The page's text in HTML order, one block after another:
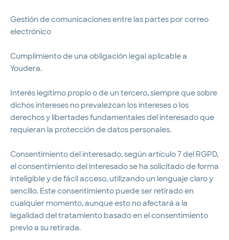
Gestión de comunicaciones entre las partes por correo
electrónico
Cumplimiento de una obligación legal aplicable a
Youdera.
Interés legítimo propio o de un tercero, siempre que sobre
dichos intereses no prevalezcan los intereses o los
derechos y libertades fundamentales del interesado que
requieran la protección de datos personales.
Consentimiento del interesado, según artículo 7 del RGPD,
el consentimiento del interesado se ha solicitado de forma
inteligible y de fácil acceso, utilizando un lenguaje claro y
sencillo. Este consentimiento puede ser retirado en
cualquier momento, aunque esto no afectará a la
legalidad del tratamiento basado en el consentimiento
previo a su retirada.